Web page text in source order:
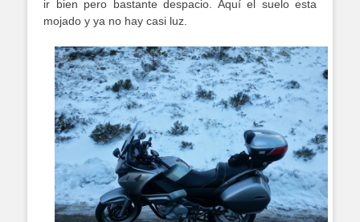
ir bien pero bastante despacio. Aquí el suelo esta
mojado y ya no hay casi luz.